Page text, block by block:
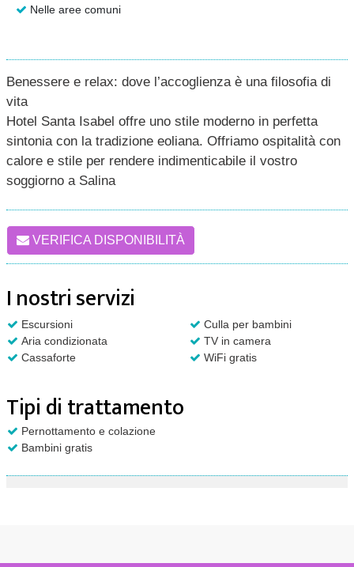
Nelle aree comuni
Benessere e relax: dove l’accoglienza è una filosofia di
vita
Hotel Santa Isabel offre uno stile moderno in perfetta
sintonia con la tradizione eoliana. Offriamo ospitalità con
calore e stile per rendere indimenticabile il vostro
soggiorno a Salina
VERIFICA DISPONIBILITÀ
I nostri servizi
Escursioni
Culla per bambini
Aria condizionata
TV in camera
Cassaforte
WiFi gratis
Tipi di trattamento
Pernottamento e colazione
Bambini gratis